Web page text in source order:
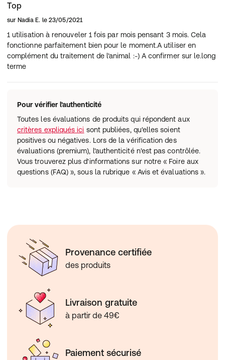
Top
sur Nadia E. le 23/05/2021
1 utilisation à renouveler 1 fois par mois pensant 3 mois. Cela
fonctionne parfaitement bien pour le moment.A utiliser en
complément du traitement de l'animal :-) A confirmer sur le.long
terme
Pour vérifier l'authenticité
Toutes les évaluations de produits qui répondent aux
critères expliqués ici sont publiées, qu'elles soient
positives ou négatives. Lors de la vérification des
évaluations (premium), l'authenticité n'est pas contrôlée.
Vous trouverez plus d'informations sur notre « Foire aux
questions (FAQ) », sous la rubrique « Avis et évaluations ».
Provenance certifiée
des produits
Livraison gratuite
à partir de 49€
Paiement sécurisé